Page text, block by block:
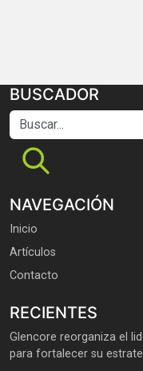
BUSCADOR
Buscar...
NAVEGACIÓN
Inicio
Artículos
Contacto
RECIENTES
Glencore reorganiza el
para fortalecer su